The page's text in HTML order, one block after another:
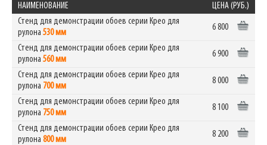
НАИМЕНОВАНИЕ
ЦЕНА (РУБ.)
Стенд для демонстрации обоев серии Крео для
рулона 530 мм
6 800
Стенд для демонстрации обоев серии Крео для
рулона 560 мм
6 900
Стенд для демонстрации обоев серии Крео для
рулона 700 мм
8 000
Стенд для демонстрации обоев серии Крео для
рулона 750 мм
8 100
Стенд для демонстрации обоев серии Крео для
рулона 800 мм
8 200